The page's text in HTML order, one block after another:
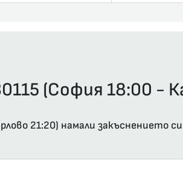
(София 18:00 -
21:20) намали закъснението